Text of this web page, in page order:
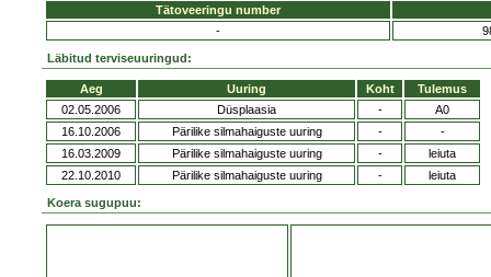
Tätoveeringu number
-
Läbitud terviseuuringud:
Aeg Uuring Koht
Tulemus
02.05.2006
Düsplaasia -
A0
16.10.2006
Pärilike silmahaiguste uuring -
-
16.03.2009
Pärilike silmahaiguste uuring -
leiuta
22.10.2010
Pärilike silmahaiguste uuring - leiuta
Koera sugupuu: